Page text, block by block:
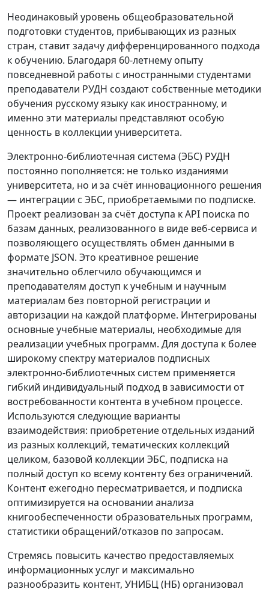
Неодинаковый уровень общеобразовательной
подготовки студентов, прибывающих из разных
стран, ставит задачу дифференцированного подхода
к обучению. Благодаря 60-летнему опыту
повседневной работы с иностранными студентами
преподаватели РУДН создают собственные методики
обучения русскому языку как иностранному, и
именно эти материалы представляют особую
ценность в коллекции университета.
Электронно-библиотечная система (ЭБС) РУДН
постоянно пополняется: не только изданиями
университета, но и за счёт инновационного решения
— интеграции с ЭБС, приобретаемыми по подписке.
Проект реализован за счёт доступа к API поиска по
базам данных, реализованного в виде веб-сервиса и
позволяющего осуществлять обмен данными в
формате JSON. Это креативное решение
значительно облегчило обучающимся и
преподавателям доступ к учебным и научным
материалам без повторной регистрации и
авторизации на каждой платформе. Интегрированы
основные учебные материалы, необходимые для
реализации учебных программ. Для доступа к более
широкому спектру материалов подписных
электронно-библиотечных систем применяется
гибкий индивидуальный подход в зависимости от
востребованности контента в учебном процессе.
Используются следующие варианты
взаимодействия: приобретение отдельных изданий
из разных коллекций, тематических коллекций
целиком, базовой коллекции ЭБС, подписка на
полный доступ ко всему контенту без ограничений.
Контент ежегодно пересматривается, и подписка
оптимизируется на основании анализа
книгообеспеченности образовательных программ,
статистики обращений/отказов по запросам.
Стремясь повысить качество предоставляемых
информационных услуг и максимально
разнообразить контент, УНИБЦ (НБ) организовал